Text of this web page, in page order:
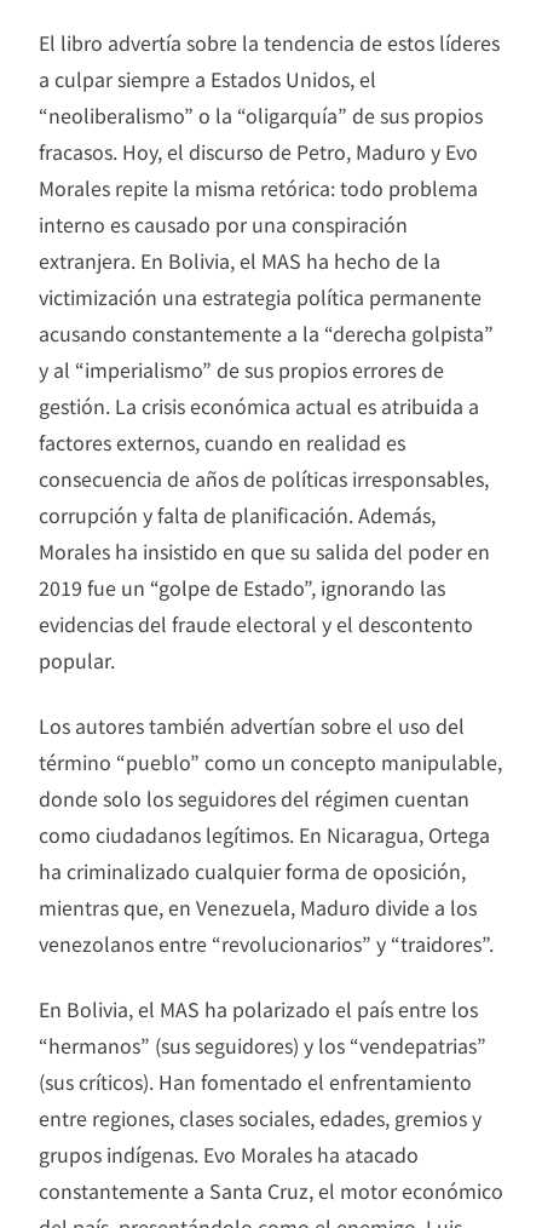
El libro advertía sobre la tendencia de estos líderes
a culpar siempre a Estados Unidos, el
“neoliberalismo” o la “oligarquía” de sus propios
fracasos. Hoy, el discurso de Petro, Maduro y Evo
Morales repite la misma retórica: todo problema
interno es causado por una conspiración
extranjera. En Bolivia, el MAS ha hecho de la
victimización una estrategia política permanente
acusando constantemente a la “derecha golpista”
y al “imperialismo” de sus propios errores de
gestión. La crisis económica actual es atribuida a
factores externos, cuando en realidad es
consecuencia de años de políticas irresponsables,
corrupción y falta de planificación. Además,
Morales ha insistido en que su salida del poder en
2019 fue un “golpe de Estado”, ignorando las
evidencias del fraude electoral y el descontento
popular.
Los autores también advertían sobre el uso del
término “pueblo” como un concepto manipulable,
donde solo los seguidores del régimen cuentan
como ciudadanos legítimos. En Nicaragua, Ortega
ha criminalizado cualquier forma de oposición,
mientras que, en Venezuela, Maduro divide a los
venezolanos entre “revolucionarios” y “traidores”.
En Bolivia, el MAS ha polarizado el país entre los
“hermanos” (sus seguidores) y los “vendepatrias”
(sus críticos). Han fomentado el enfrentamiento
entre regiones, clases sociales, edades, gremios y
grupos indígenas. Evo Morales ha atacado
constantemente a Santa Cruz, el motor económico